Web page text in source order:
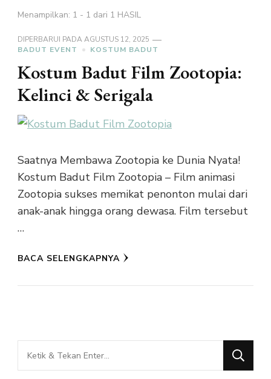
Menampilkan: 1 - 1 dari 1 HASIL
DIPERBARUI PADAAGUSTUS 12, 2025
BADUT EVENT
KOSTUM BADUT
Kostum Badut Film Zootopia:
Kelinci & Serigala
Saatnya Membawa Zootopia ke Dunia Nyata!
Kostum Badut Film Zootopia – Film animasi
Zootopia sukses memikat penonton mulai dari
anak-anak hingga orang dewasa. Film tersebut
…
BACA SELENGKAPNYA
Mencari
Sesuatu?